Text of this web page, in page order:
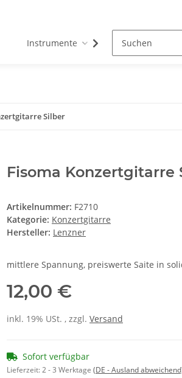
Instrumente Fundgrube
Silber
Fisoma Konzertgitarre
Artikelnummer: F2710
Kategorie: Konzertgitarre
Hersteller: Lenzner
mittlere Spannung, preiswerte Saite in
12,00 €
inkl. 19% USt. , zzgl. Versand
Sofort verfügbar
Lieferzeit:2 - 3 Werktage (DE - Ausland